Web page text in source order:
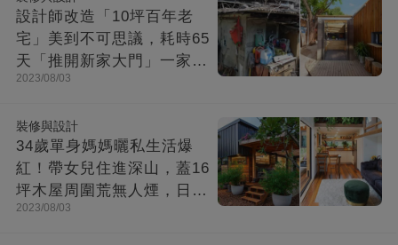
設計師改造「10坪百年老
宅」美到不可思議，耗時65
天「推開新家大門」一家8
口哭了
2023/08/03
裝修與設計
34歲單身媽媽曬私生活爆
紅！帶女兒住進深山，蓋16
坪木屋周圍荒無人煙，日子
快活似神仙
2023/08/03